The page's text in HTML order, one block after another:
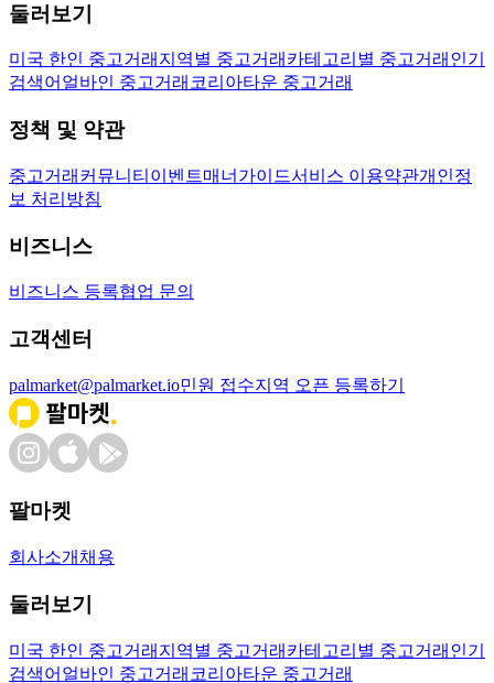
둘러보기
미국 한인 중고거래 지역별 중고거래 카테고리별 중고거래 인기
검색어 얼바인 중고거래 코리아타운 중고거래
정책 및 약관
중고거래 커뮤니티 이벤트매너가이드서비스 이용약관개인정
보 처리방침
비즈니스
비즈니스 등록협업 문의
고객센터
palmarket@palmarket.io민원 접수지역 오픈 등록하기
팔마켓
회사소개 채용
둘러보기
미국 한인 중고거래 지역별 중고거래 카테고리별 중고거래 인기
검색어 얼바인 중고거래 코리아타운 중고거래